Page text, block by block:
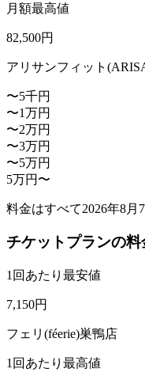
月額最高値
82,500円
アリサンフィット
〜5千円
〜1万円
〜2万円
〜3万円
〜5万円
5万円〜
料金はすべて2026年8月
チケットプランの料
1回あたり最安値
7,150円
フェリ(féerie)巣鴨店
1回あたり最高値